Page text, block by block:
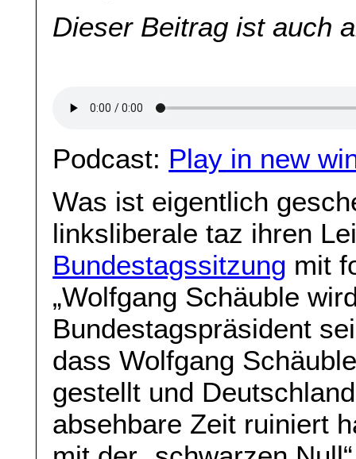
Dieser Beitrag ist auch
Podcast: Play in new
Was ist eigentlich
linksliberale taz ihren
Bundestagssitzung mit
„Wolfgang Schäuble
Bundestagspräsident
dass Wolfgang
gestellt und
absehbare Zeit ruiniert